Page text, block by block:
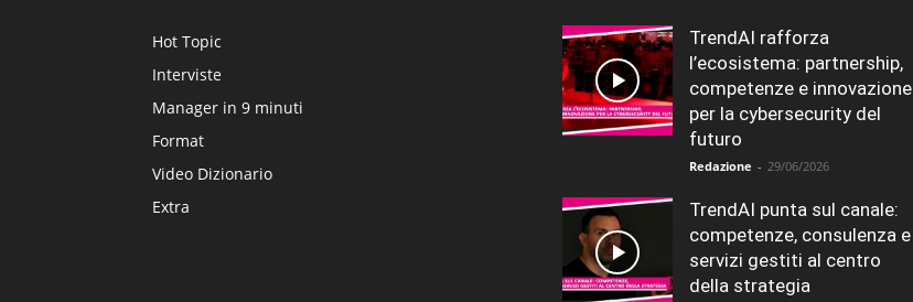
Hot Topic
Interviste
Manager in 9 minuti
Format
Video Dizionario
Extra
TrendAI rafforza
l’ecosistema: partnership,
competenze e innovazione
per la cybersecurity del
futuro
Redazione - 29/06/2026
TrendAI punta sul canale:
competenze, consulenza e
servizi gestiti al centro
della strategia